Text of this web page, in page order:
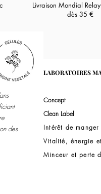
Livraison Mondial Relay
dès 35 €
LABORATOIRES
Concept
Clean Label
Intérêt de manger
Vitalité, énergie e
Minceur et perte
des